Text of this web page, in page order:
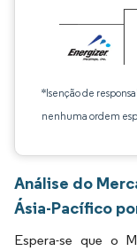
*Isenção de
nenhuma ordem
Análise do
Ásia-Pacífico
Espera-se que o